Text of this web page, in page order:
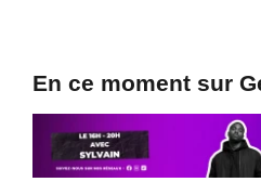
En ce moment sur